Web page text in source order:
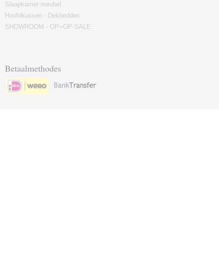
Slaapkamer meubel
Hoofdkussen - Dekbedden
SHOWROOM - OP=OP-SALE
Betaalmethodes